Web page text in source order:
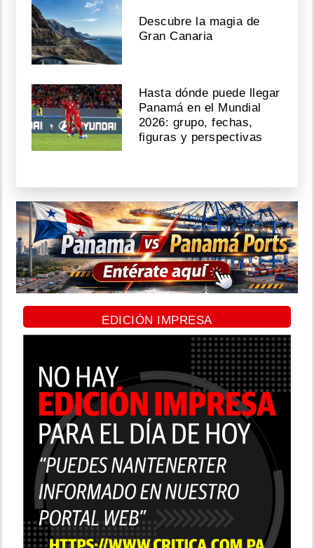
Descubre la magia de
Gran Canaria
Hasta dónde puede llegar
Panamá en el Mundial
2026: grupo, fechas,
figuras y perspectivas
EDICIÓN IMPRESA